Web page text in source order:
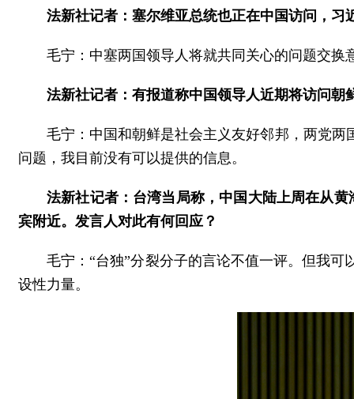
法新社记者：塞尔维亚总统也正在中国访问，
毛宁：中塞两国领导人将就共同关心的问题交换
法新社记者：有报道称中国领导人近期将访问朝
毛宁：中国和朝鲜是社会主义友好邻邦，两党
问题，我目前没有可以提供的信息。
法新社记者：台湾当局称，中国大陆上周在从
宾附近。发言人对此有何回应？
毛宁：“台独”分裂分子的言论不值一评。但我
设性力量。